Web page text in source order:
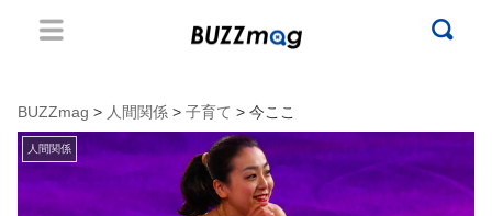
BUZZmag > 人間関係 > 子育て > 今ここ
人間関係